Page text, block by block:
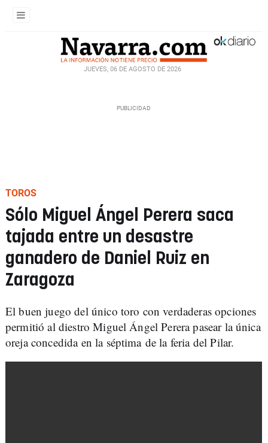
JUEVES, 06 DE AGOSTO DE 2026
TOROS
Sólo Miguel Ángel Perera saca
tajada entre un desastre
ganadero de Daniel Ruiz en
Zaragoza
El buen juego del único toro con verdaderas opciones
permitió al diestro Miguel Ángel Perera pasear la única
oreja concedida en la séptima de la feria del Pilar.